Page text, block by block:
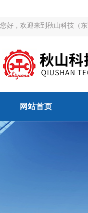
您好，欢迎来到秋山科技（东
网站首页